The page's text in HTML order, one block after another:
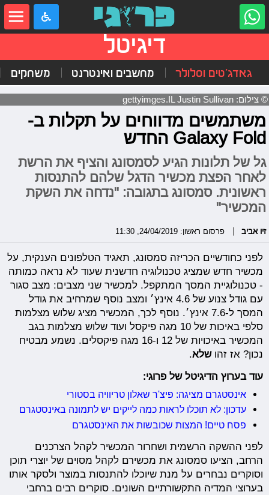
דיגיטל
גאדג'טים וסלולר מחשבים ואינטרנט משחקים
© צילום: gettyimges.IL Justin Sullivan
משתמשים מדווחים על תקלות ב-
Galaxy Fold החדש
גל של תלונות הגיע לסמסונג והציף את הרשת
לאחר הפצת מכשיר הדגל שלהם להתנסות
ראשונית. סמסונג בתגובה: "נדחה את השקת
המכשיר"
זיו אביב פרסום ראשון: 24/04/2019, 11:30
לפני כחודשיים הכריזה סמסונג, תאגיד הטלפונים הענקית, על
מכשיר חדש שמציג טכנולוגיה חדשנית שעוד לא נראה כמותה
- טכנולוגיית המסך המתקפל. למכשיר שני מצבים: מצב סגור
עם גודל צנוע של 4.6 אינץ׳ ומצב נוסף שמרחיב את גודל
המסך ל-7.6 אינץ׳. נוסף לכך, המכשיר מציג שלוש מצלמות
סלפי באיכות של 10 מגה פיקסל ועוד שלוש מצלמות בגב
המכשיר באיכויות של 12 ו-16 מגה פיקסלים. נשמע מבטיח
נכון? אז זהושלא.
עוד בערוץ הדיגיטל של פרוגי:
אינסטגרם מציגה: פיצ'ר שאלון טריוויה בסטורי
עדכון: לא תוכלו לראות כמה לייקים יש לתמונה באינסטגרם
פסח טיים! המצות שכובשות את האינסטגרם
לפני ההשקה הרשמית ושחרור המכשיר לקהל הצרכנים
הרחב, הציעו סמסונג את מכשירם לקהל מסוים של יוצרי תוכן
וסוקרים נבחרים על מנת שיוכלו להתנסות במוצר ולסקר אותו
בערוצי המדיה התקשורתיים השונים. סוקרים רבים ברחבי